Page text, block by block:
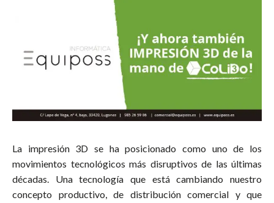
La impresión 3D se ha posicionado como uno de los
movimientos tecnológicos más disruptivos de las últimas
décadas. Una tecnología que está cambiando nuestro
concepto productivo, de distribución comercial y que